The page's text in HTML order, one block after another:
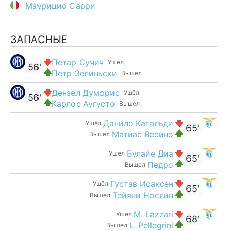
Маурицио Сарри
ЗАПАСНЫЕ
Ушёл
Петар Сучич
Вышел
Петр Зелиньски
56'
Ушёл
Дензел Думфрис
Вышел
Карлос Аугусто
56'
65'
Ушёл Данило Катальди
Вышел Матиас Весино
65'
Ушёл Булайе Диа
Вышел Педро
65'
Ушёл Густав Исаксен
Вышел Тейяни Нослин
68'
Ушёл M. Lazzari
Вышел L. Pellegrini